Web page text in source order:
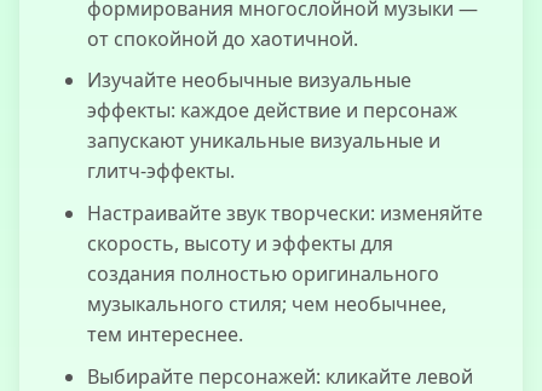
формирования многослойной музыки —
от спокойной до хаотичной.
Изучайте необычные визуальные
эффекты: каждое действие и персонаж
запускают уникальные визуальные и
глитч-эффекты.
Настраивайте звук творчески: изменяйте
скорость, высоту и эффекты для
создания полностью оригинального
музыкального стиля; чем необычнее,
тем интереснее.
Выбирайте персонажей: кликайте левой